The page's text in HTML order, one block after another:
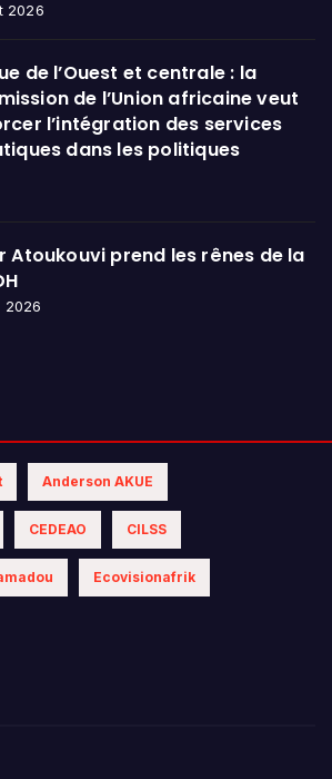
2026
de l’Ouest et centrale : la
de l’Union africaine veut
l’intégration des services
dans les politiques
Atoukouvi prend les rênes de la
2026
Anderson AKUE
CEDEAO CILSS
Ecovisionafrik